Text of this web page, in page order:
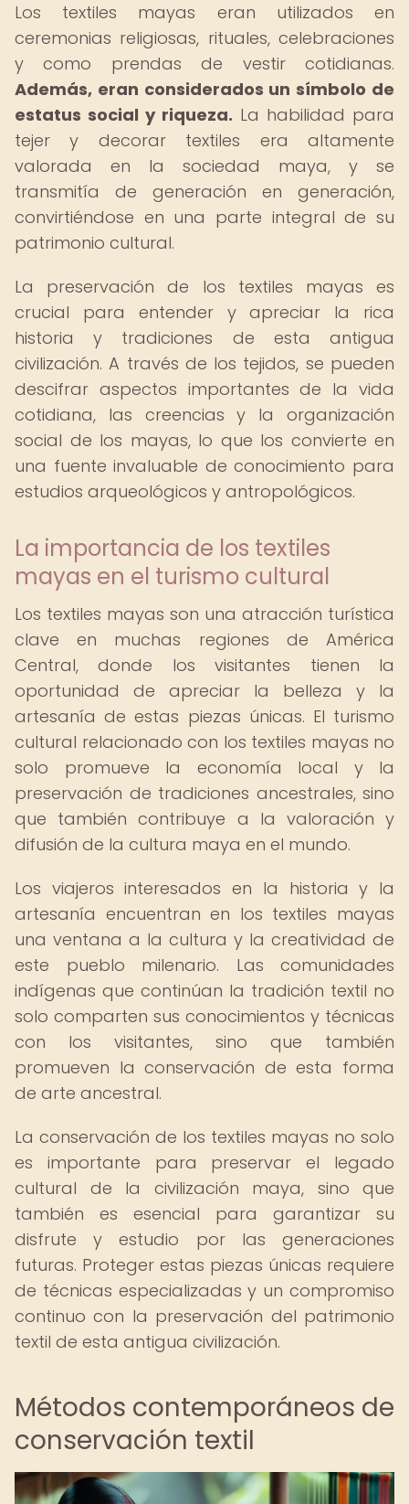
Los textiles mayas eran utilizados en
ceremonias religiosas, rituales, celebraciones
y como prendas de vestir cotidianas.
Además, eran considerados un símbolo de
estatus social y riqueza. La habilidad para
tejer y decorar textiles era altamente
valorada en la sociedad maya, y se
transmitía de generación en generación,
convirtiéndose en una parte integral de su
patrimonio cultural.
La preservación de los textiles mayas es
crucial para entender y apreciar la rica
historia y tradiciones de esta antigua
civilización. A través de los tejidos, se pueden
descifrar aspectos importantes de la vida
cotidiana, las creencias y la organización
social de los mayas, lo que los convierte en
una fuente invaluable de conocimiento para
estudios arqueológicos y antropológicos.
La importancia de los textiles
mayas en el turismo cultural
Los textiles mayas son una atracción turística
clave en muchas regiones de América
Central, donde los visitantes tienen la
oportunidad de apreciar la belleza y la
artesanía de estas piezas únicas. El turismo
cultural relacionado con los textiles mayas no
solo promueve la economía local y la
preservación de tradiciones ancestrales, sino
que también contribuye a la valoración y
difusión de la cultura maya en el mundo.
Los viajeros interesados en la historia y la
artesanía encuentran en los textiles mayas
una ventana a la cultura y la creatividad de
este pueblo milenario. Las comunidades
indígenas que continúan la tradición textil no
solo comparten sus conocimientos y técnicas
con los visitantes, sino que también
promueven la conservación de esta forma
de arte ancestral.
La conservación de los textiles mayas no solo
es importante para preservar el legado
cultural de la civilización maya, sino que
también es esencial para garantizar su
disfrute y estudio por las generaciones
futuras. Proteger estas piezas únicas requiere
de técnicas especializadas y un compromiso
continuo con la preservación del patrimonio
textil de esta antigua civilización.
Métodos contemporáneos de
conservación textil